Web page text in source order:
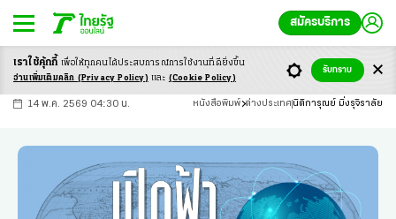
สมัครบริการ
-ก ก ก+
14 พ.ค. 2569 04:30 น. หนังสือพิมพ์ ต่างประเทศ นิติการุณย์ มิ่งรุจิราลัย
เราใช้คุ้กกี้ เพื่อให้ทุกคนได้ประสบการณ์การใช้งานที่ดียิ่งขึ้น
อ่านเพิ่มเติมคลิก (Privacy Policy) และ (Cookie Policy)
รับทราบ